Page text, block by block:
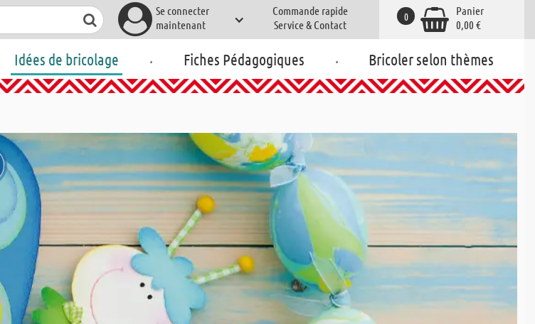
Se connecter
maintenant
Commande rapide
Service & Contact
Panier
0,00 €
0
Idées de bricolage . Fiches Pédagogiques . Bricoler selon thèmes